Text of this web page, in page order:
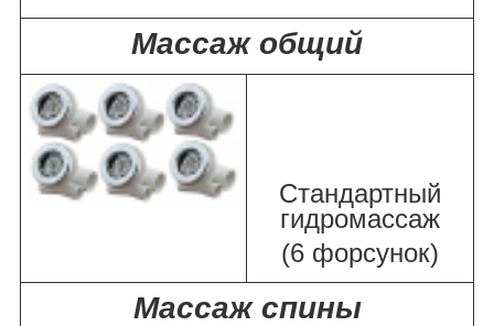
Массаж общий
Стандартный
гидромассаж
(6 форсунок)
Массаж спины